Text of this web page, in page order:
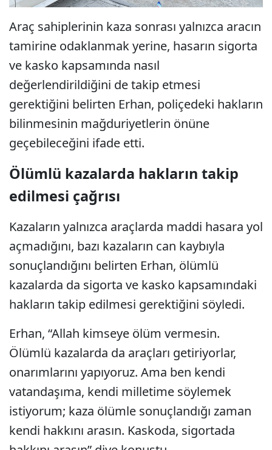
Araç sahiplerinin kaza sonrası yalnızca aracın
tamirine odaklanmak yerine, hasarın sigorta
ve kasko kapsamında nasıl
değerlendirildiğini de takip etmesi
gerektiğini belirten Erhan, poliçedeki hakların
bilinmesinin mağduriyetlerin önüne
geçebileceğini ifade etti.
Ölümlü kazalarda hakların takip
edilmesi çağrısı
Kazaların yalnızca araçlarda maddi hasara yol
açmadığını, bazı kazaların can kaybıyla
sonuçlandığını belirten Erhan, ölümlü
kazalarda da sigorta ve kasko kapsamındaki
hakların takip edilmesi gerektiğini söyledi.
Erhan, “Allah kimseye ölüm vermesin.
Ölümlü kazalarda da araçları getiriyorlar,
onarımlarını yapıyoruz. Ama ben kendi
vatandaşıma, kendi milletime söylemek
istiyorum; kaza ölümle sonuçlandığı zaman
kendi hakkını arasın. Kaskoda, sigortada